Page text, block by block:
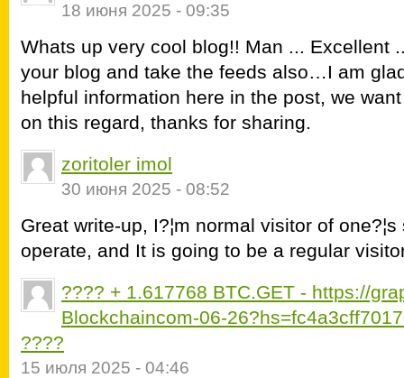
18 июня 2025 - 09:35
Whats up very cool blog!! Man ... Excellent
your blog and take the feeds also…I am
helpful information here in the post, we
on this regard, thanks for sharing.
zoritoler imol
30 июня 2025 - 08:52
Great write-up, I?¦m normal visitor of
operate, and It is going to be a regular
???? + 1.617768 BTC.GET - https://
Blockchaincom-06-
????
15 июля 2025 - 04:46